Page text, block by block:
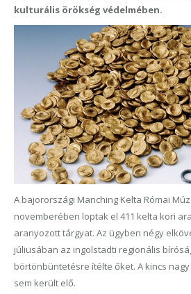
kulturális örökség védelmében.
A bajorországi Manching Kelta Római
novemberében loptak el 411 kelta kori
aranyozott tárgyat. Az ügyben négy
júliusában az ingolstadti regionális
börtönbüntetésre ítélte őket. A kincs
sem került elő.